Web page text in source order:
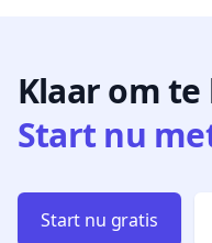
Klaar om te
Start nu
Start nu gratis